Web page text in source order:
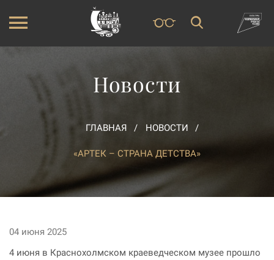
Новости
ГЛАВНАЯ НОВОСТИ
«АРТЕК – СТРАНА ДЕТСТВА»
04 июня 2025
4 июня в Краснохолмском краеведческом музее прошло